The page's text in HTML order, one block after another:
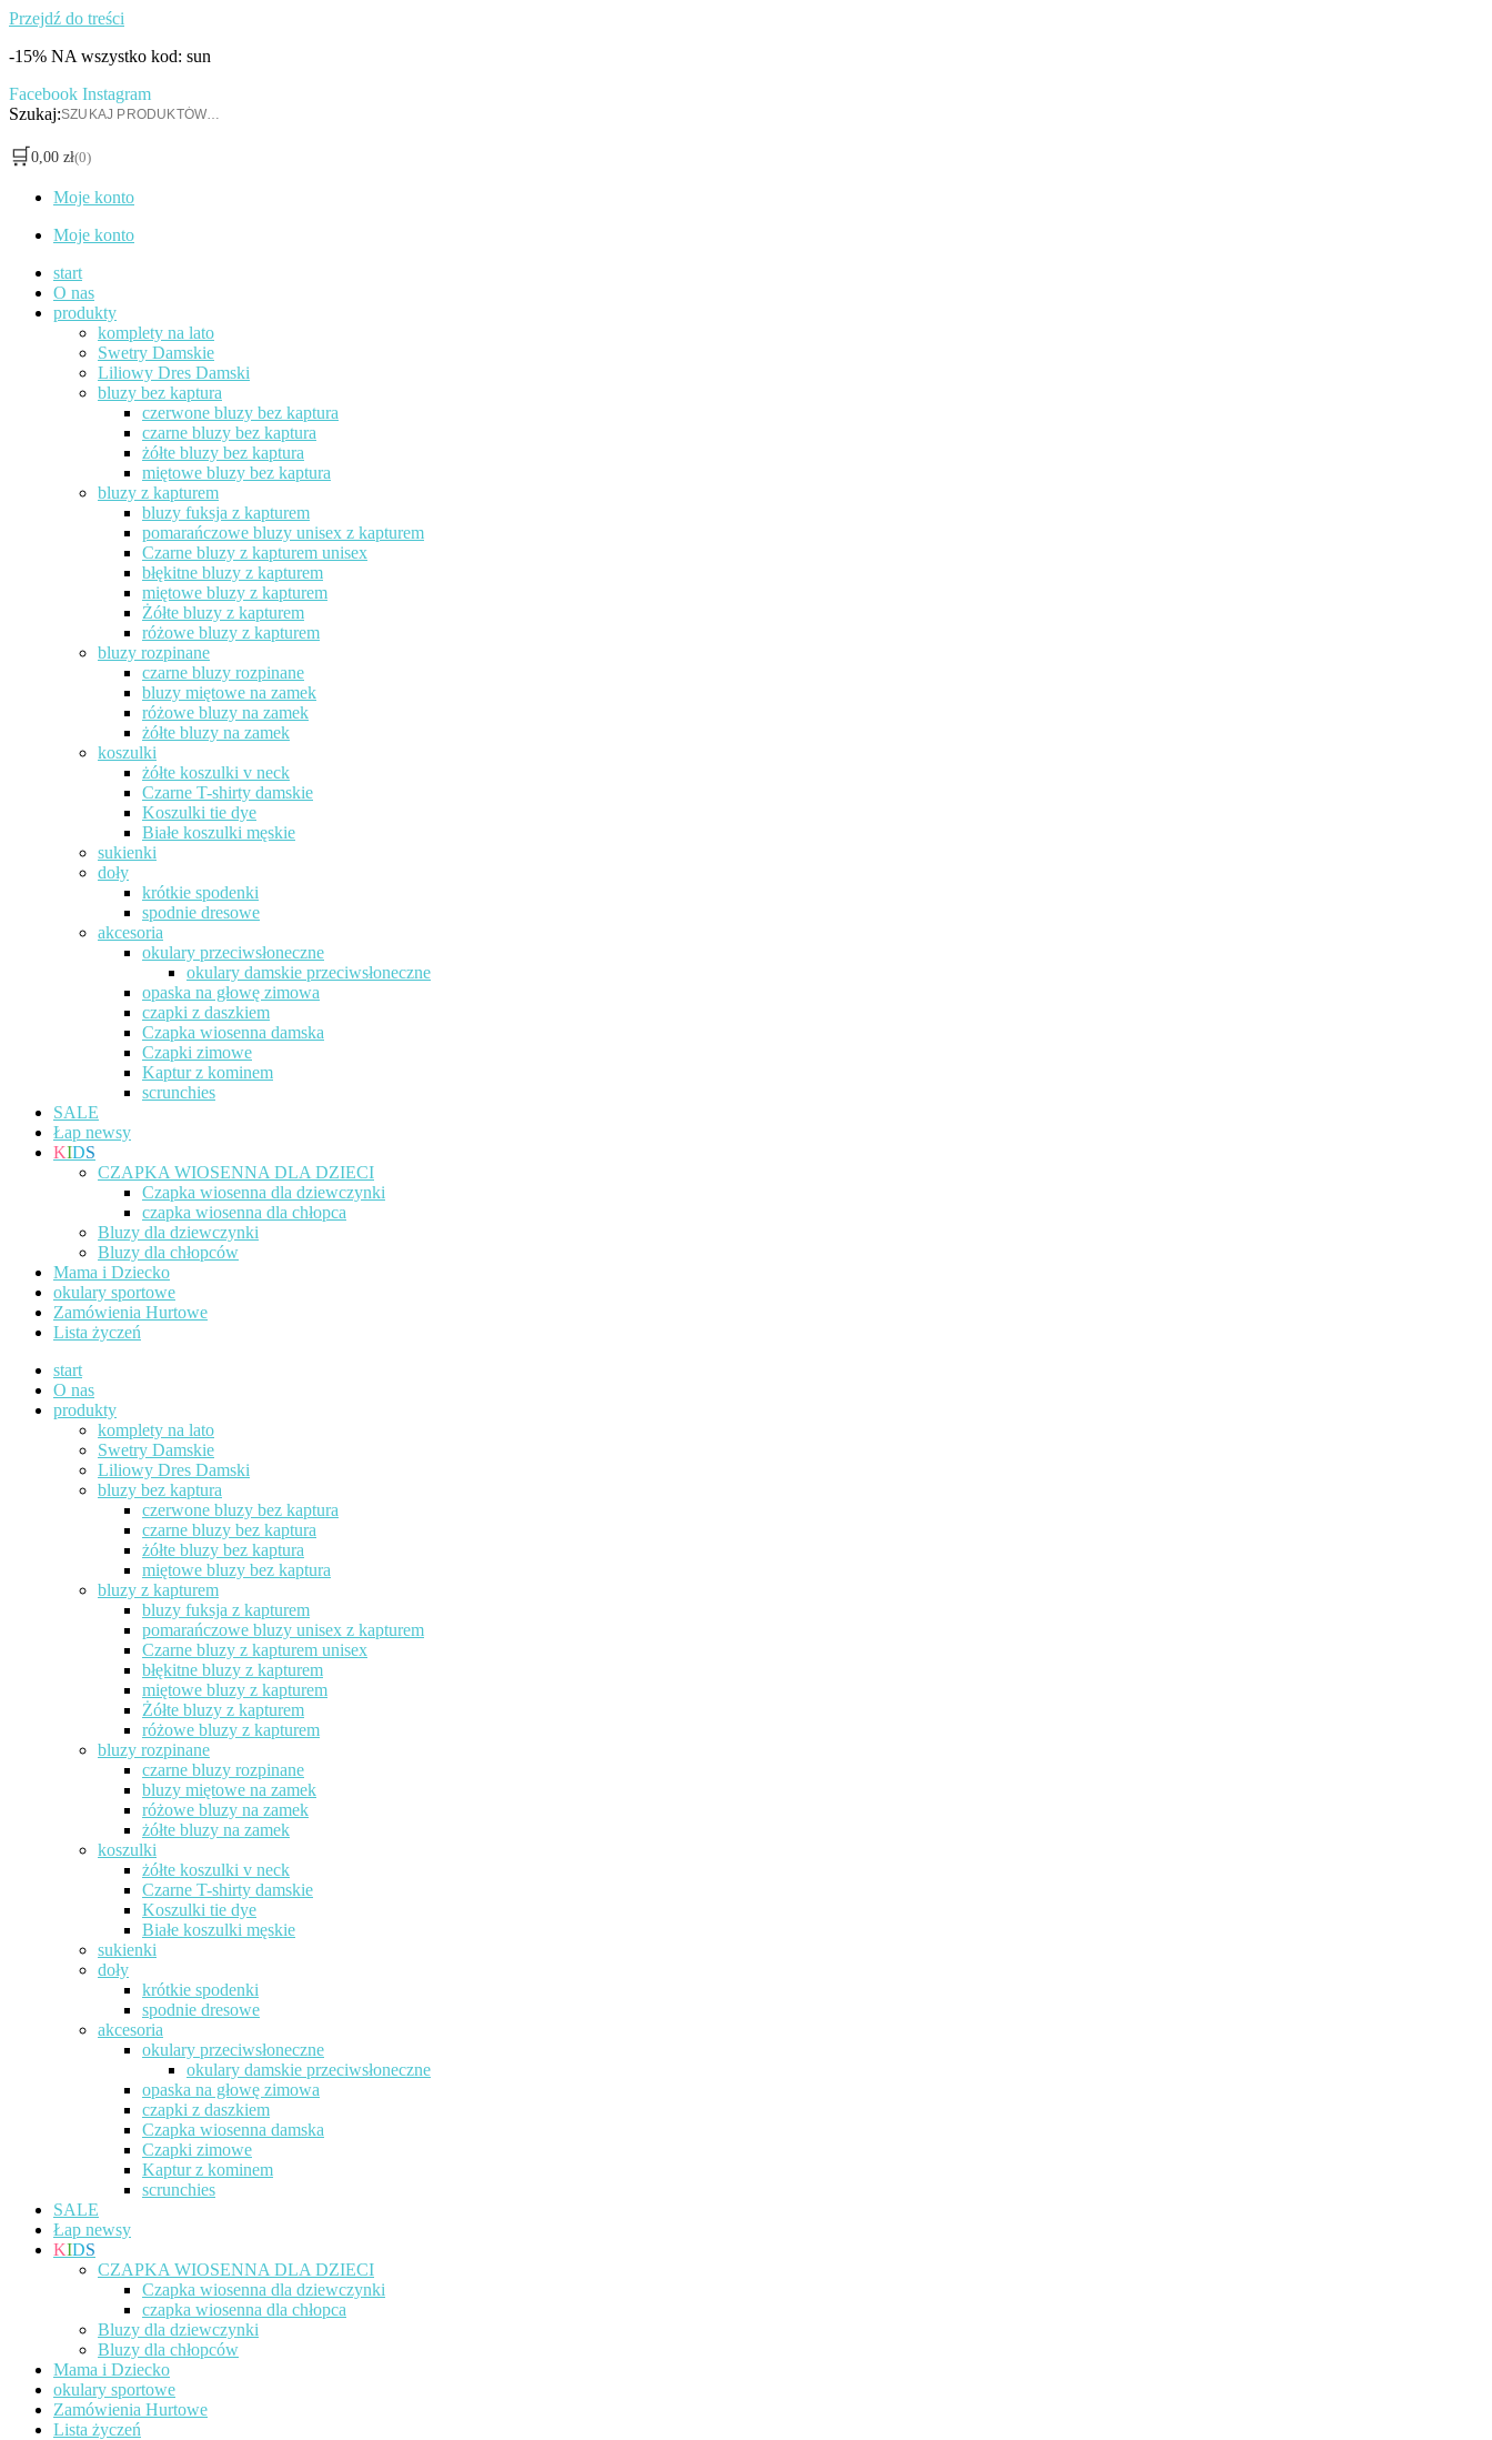
Przejdź do treści
-15% NA wszystko kod: sun
Facebook Instagram
Szukaj:
🛒 0,00 zł(0)
Moje konto
Moje konto
start
O nas
produkty
komplety na lato
Swetry Damskie
Liliowy Dres Damski
bluzy bez kaptura
czerwone bluzy bez kaptura
czarne bluzy bez kaptura
żółte bluzy bez kaptura
miętowe bluzy bez kaptura
bluzy z kapturem
bluzy fuksja z kapturem
pomarańczowe bluzy unisex z kapturem
Czarne bluzy z kapturem unisex
błękitne bluzy z kapturem
miętowe bluzy z kapturem
Żółte bluzy z kapturem
różowe bluzy z kapturem
bluzy rozpinane
czarne bluzy rozpinane
bluzy miętowe na zamek
różowe bluzy na zamek
żółte bluzy na zamek
koszulki
żółte koszulki v neck
Czarne T-shirty damskie
Koszulki tie dye
Białe koszulki męskie
sukienki
doły
krótkie spodenki
spodnie dresowe
akcesoria
okulary przeciwsłoneczne
okulary damskie przeciwsłoneczne
opaska na głowę zimowa
czapki z daszkiem
Czapka wiosenna damska
Czapki zimowe
Kaptur z kominem
scrunchies
SALE
Łap newsy
KIDS
CZAPKA WIOSENNA DLA DZIECI
Czapka wiosenna dla dziewczynki
czapka wiosenna dla chłopca
Bluzy dla dziewczynki
Bluzy dla chłopców
Mama i Dziecko
okulary sportowe
Zamówienia Hurtowe
Lista życzeń
start
O nas
produkty
komplety na lato
Swetry Damskie
Liliowy Dres Damski
bluzy bez kaptura
czerwone bluzy bez kaptura
czarne bluzy bez kaptura
żółte bluzy bez kaptura
miętowe bluzy bez kaptura
bluzy z kapturem
bluzy fuksja z kapturem
pomarańczowe bluzy unisex z kapturem
Czarne bluzy z kapturem unisex
błękitne bluzy z kapturem
miętowe bluzy z kapturem
Żółte bluzy z kapturem
różowe bluzy z kapturem
bluzy rozpinane
czarne bluzy rozpinane
bluzy miętowe na zamek
różowe bluzy na zamek
żółte bluzy na zamek
koszulki
żółte koszulki v neck
Czarne T-shirty damskie
Koszulki tie dye
Białe koszulki męskie
sukienki
doły
krótkie spodenki
spodnie dresowe
akcesoria
okulary przeciwsłoneczne
okulary damskie przeciwsłoneczne
opaska na głowę zimowa
czapki z daszkiem
Czapka wiosenna damska
Czapki zimowe
Kaptur z kominem
scrunchies
SALE
Łap newsy
KIDS
CZAPKA WIOSENNA DLA DZIECI
Czapka wiosenna dla dziewczynki
czapka wiosenna dla chłopca
Bluzy dla dziewczynki
Bluzy dla chłopców
Mama i Dziecko
okulary sportowe
Zamówienia Hurtowe
Lista życzeń